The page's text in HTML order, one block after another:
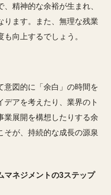
精神的な余裕が生まれ、
ります。また、無理な残業
向上するでしょう。
意図的に「余白」の時間を
アを考えたり、業界のト
業展開を構想したりする余
そが、持続的な成長の源泉
マネジメントの3ステップ